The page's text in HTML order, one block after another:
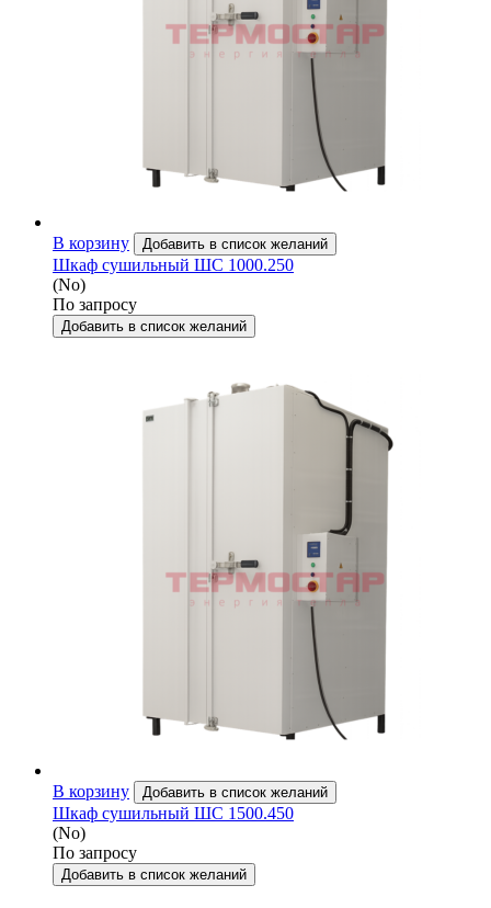
В корзину Добавить в список желаний
Шкаф сушильный ШС 1000.250
(No)
По запросу
Добавить в список желаний
В корзину Добавить в список желаний
Шкаф сушильный ШС 1500.450
(No)
По запросу
Добавить в список желаний